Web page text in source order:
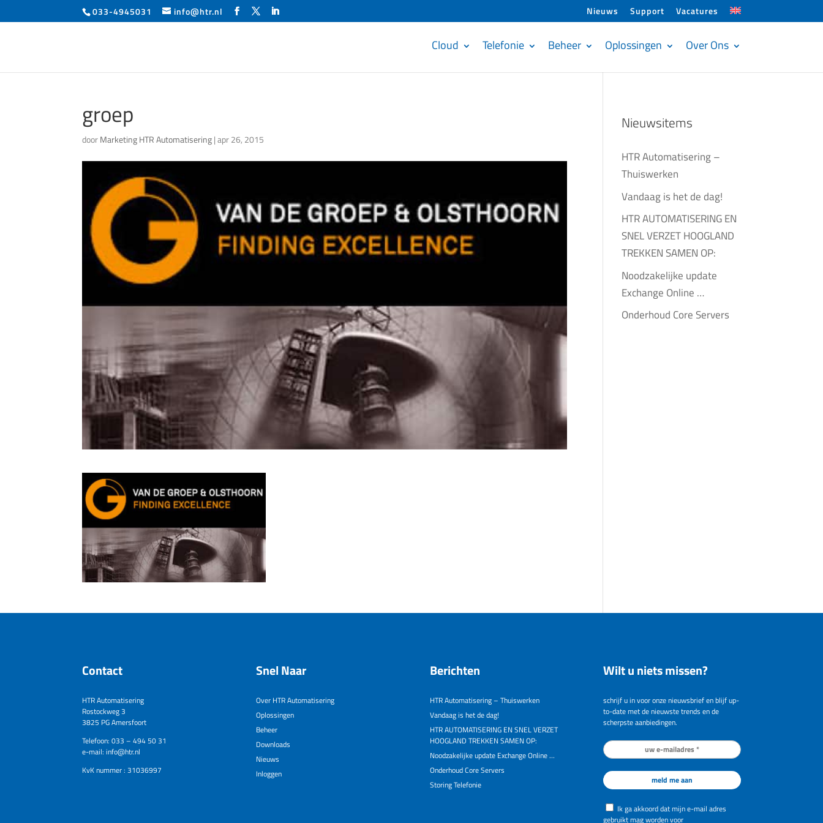
033-4945031 info@htr.nl Nieuws Support Vacatures
Cloud Telefonie Beheer Oplossingen Over Ons
groep
doorMarketing HTR Automatisering|apr 26, 2015
Nieuwsitems
HTR Automatisering –
Thuiswerken
Vandaag is het de dag!
HTR AUTOMATISERING EN
SNEL VERZET HOOGLAND
TREKKEN SAMEN OP:
Noodzakelijke update
Exchange Online …
Onderhoud Core Servers
Contact
HTR Automatisering
Rostockweg 3
3825 PG Amersfoort
Telefoon: 033 – 494 50 31
e-mail: info@htr.nl
KvK nummer : 31036997
Snel Naar
Over HTR Automatisering
Oplossingen
Beheer
Downloads
Nieuws
Inloggen
Berichten
HTR Automatisering – Thuiswerken
Vandaag is het de dag!
HTR AUTOMATISERING EN SNEL VERZET
HOOGLAND TREKKEN SAMEN OP:
Noodzakelijke update Exchange Online …
Onderhoud Core Servers
Storing Telefonie
Wilt u niets missen?
schrijf u in voor onze nieuwsbrief en blijf up-
to-date met de nieuwste trends en de
scherpste aanbiedingen.
Ik ga akkoord dat mijn e-mail adres
gebruikt mag worden voor